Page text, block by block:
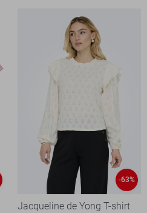
-63%
Jacqueline de Yong T-shirt